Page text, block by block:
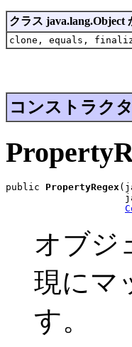
クラス java.lang.Object
clone, equals,
コンストラク
public PropertyRegex
オブジ
現にマ
す。